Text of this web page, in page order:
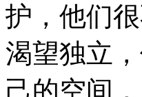
护，他们
渴望独立
己的空间